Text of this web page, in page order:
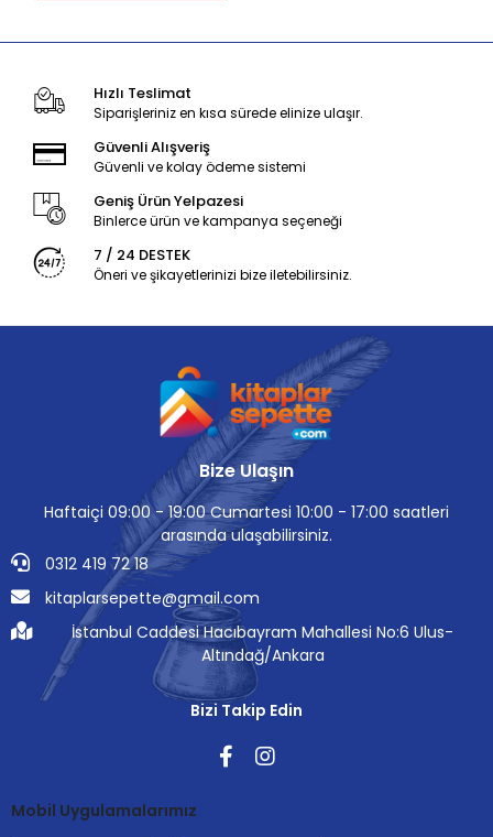
Hızlı Teslimat
Siparişleriniz en kısa sürede elinize ulaşır.
Güvenli Alışveriş
Güvenli ve kolay ödeme sistemi
Geniş Ürün Yelpazesi
Binlerce ürün ve kampanya seçeneği
7 / 24 DESTEK
Öneri ve şikayetlerinizi bize iletebilirsiniz.
Bize Ulaşın
Haftaiçi 09:00 - 19:00 Cumartesi 10:00 - 17:00 saatleri
arasında ulaşabilirsiniz.
0312 419 72 18
kitaplarsepette@gmail.com
İstanbul Caddesi Hacıbayram Mahallesi No:6 Ulus-
Altındağ/Ankara
Bizi Takip Edin
Mobil Uygulamalarımız